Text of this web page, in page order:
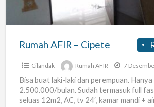
Rumah AFIR – Cipete
Cilandak Rumah AFIR 7
Bisa buat laki-laki dan perempuan. Hanya
2.500.000/bulan. Sudah termasuk full
seluas 12m2, AC, tv 24′, kamar mandi +